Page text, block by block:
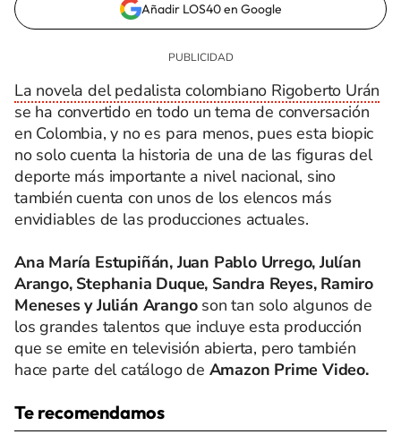
Añadir LOS40 en Google
La novela del pedalista colombiano Rigoberto Urán
se ha convertido en todo un tema de conversación
en Colombia, y no es para menos, pues esta biopic
no solo cuenta la historia de una de las figuras del
deporte más importante a nivel nacional, sino
también cuenta con unos de los elencos más
envidiables de las producciones actuales.
Ana María Estupiñán, Juan Pablo Urrego, Julían
Arango, Stephania Duque, Sandra Reyes, Ramiro
Meneses y Julián Arangoson tan solo algunos de
los grandes talentos que incluye esta producción
que se emite en televisión abierta, pero también
hace parte del catálogo de Amazon Prime Video.
Te recomendamos